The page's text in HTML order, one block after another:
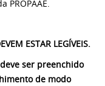
ESTAR LEGÍVEIS.
deve ser preenchido
de modo